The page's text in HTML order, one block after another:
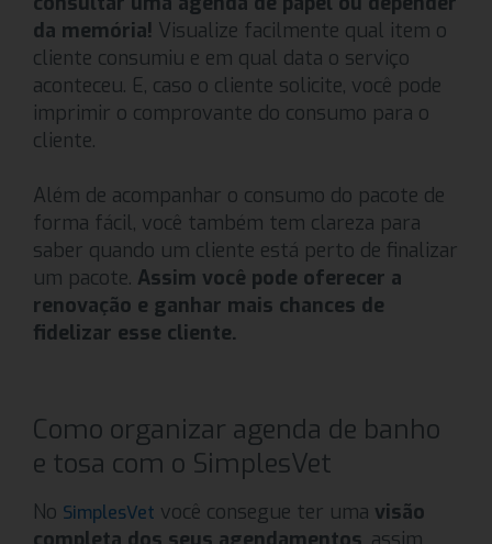
da memória! Visualize facilmente qual item o
cliente consumiu e em qual data o serviço
aconteceu. E, caso o cliente solicite, você pode
imprimir o comprovante do consumo para o
cliente.
Além de acompanhar o consumo do pacote de
forma fácil, você também tem clareza para
saber quando um cliente está perto de finalizar
um pacote. Assim você pode oferecer a
renovação e ganhar mais chances de
fidelizar esse cliente.
Como organizar agenda de banho
e tosa com o SimplesVet
No SimplesVet você consegue ter uma visão